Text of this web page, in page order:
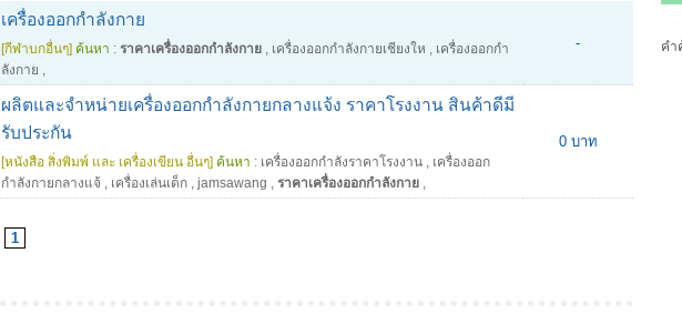
เครื่องออกกำลังกาย
[กีฬาบกอื่นๆ] ค้นหา : ราคาเครื่องออกกำลังกาย , เครื่องออกกำลังกายเชียงให , เครื่องออกกํา
ลังกาย ,
-
ผลิตและจำหน่ายเครื่องออกกำลังกายกลางแจ้ง ราคาโรงงาน สินค้าดีมี
รับประกัน
[หนังสือ สิ่งพิมพ์ และ เครื่องเขียน อื่นๆ] ค้นหา : เครื่องออกกำลังราคาโรงงาน , เครื่องออก
กำลังกายกลางแจ้ , เครื่องเล่นเด็ก , jamsawang , ราคาเครื่องออกกำลังกาย ,
0 บาท
1
คำ